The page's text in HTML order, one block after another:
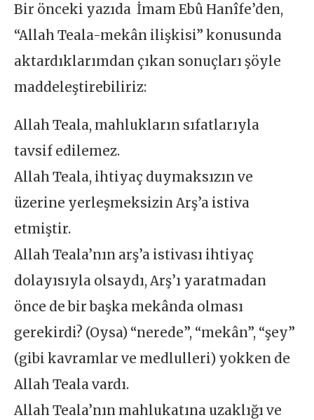
Bir önceki yazıda İmam Ebû Hanîfe’den,
“Allah Teala-mekân ilişkisi” konusunda
aktardıklarımdan çıkan sonuçları şöyle
maddeleştirebiliriz:
Allah Teala, mahlukların sıfatlarıyla
tavsif edilemez.
Allah Teala, ihtiyaç duymaksızın ve
üzerine yerleşmeksizin Arş’a istiva
etmiştir.
Allah Teala’nın arş’a istivası ihtiyaç
dolayısıyla olsaydı, Arş’ı yaratmadan
önce de bir başka mekânda olması
gerekirdi? (Oysa) “nerede”, “mekân”, “şey”
(gibi kavramlar ve medlulleri) yokken de
Allah Teala vardı.
Allah Teala’nın mahlukatına uzaklığı ve